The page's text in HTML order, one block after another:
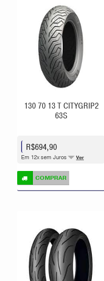
130 70 13 T CITYGRIP2
63S
R$694,90
Em 12x sem Juros Ver
COMPRAR